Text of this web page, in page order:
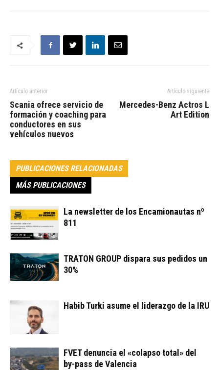
Artículo anterior
Scania ofrece servicio de
formación y coaching para
conductores en sus
vehículos nuevos
Artículo siguiente
Mercedes-Benz Actros L
Art Edition
PUBLICACIONES RELACIONADAS
MÁS PUBLICACIONES
La newsletter de los Encamionautas nº
811
TRATON GROUP dispara sus pedidos un
30%
Habib Turki asume el liderazgo de la IRU
FVET denuncia el «colapso total» del
by-pass de Valencia